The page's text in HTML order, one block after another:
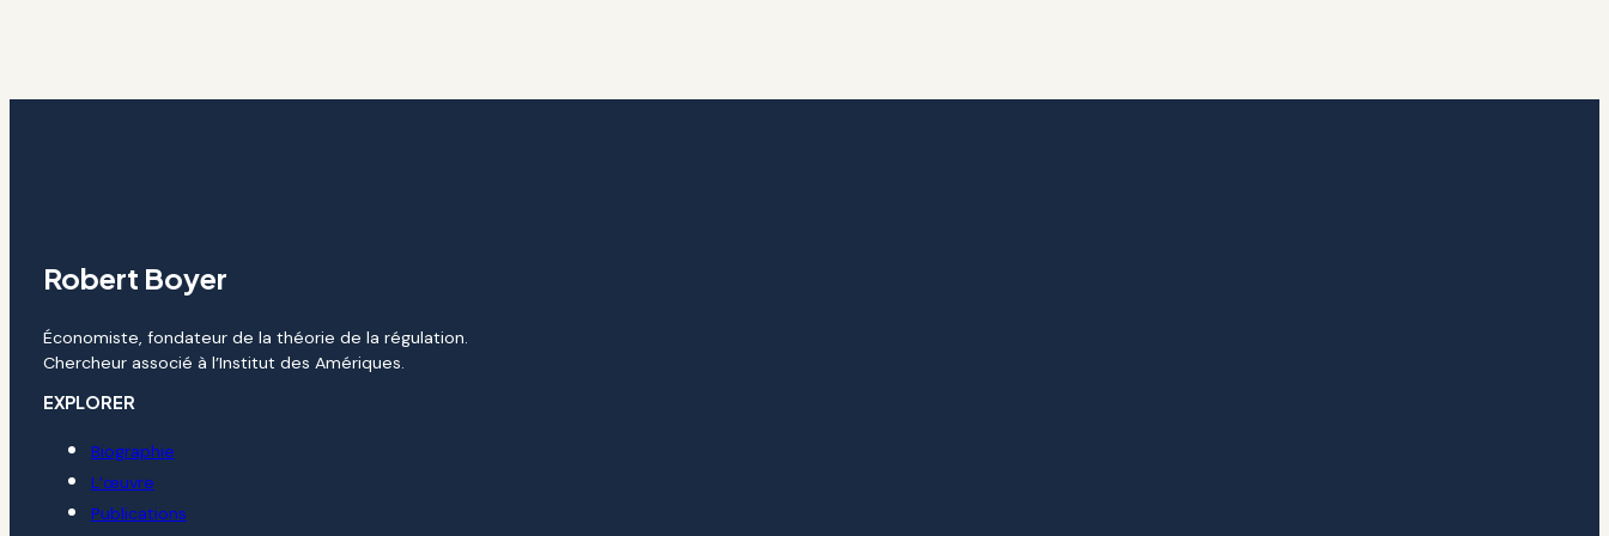
Robert Boyer
Économiste, fondateur de la théorie de la régulation.
Chercheur associé à l’Institut des Amériques.
EXPLORER
Biographie
L’œuvre
Publications